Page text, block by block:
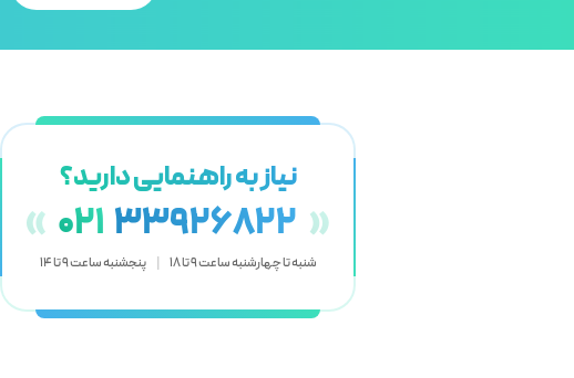
نیاز به راهنمایی دارید؟
« 021 33926822 »
شنبه تا چهارشنبه ساعت 9 تا 18 | پنجشنبه ساعت 9 تا 14